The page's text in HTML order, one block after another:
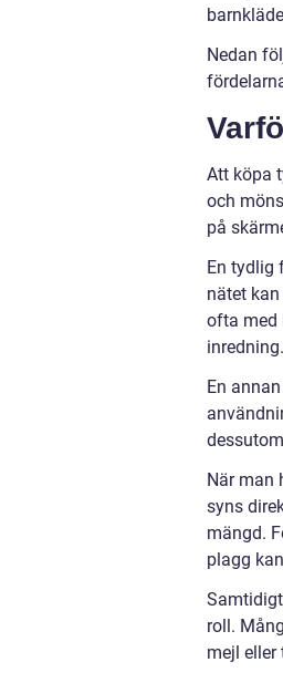
Nedan
Att köpa
och
på
En tydlig
nätet
ofta med
inredning.
En
När man
syns
mängd.
plagg
roll.
mejl eller